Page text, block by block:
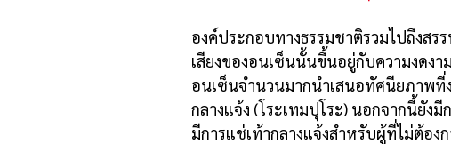
องค์ประกอบทางธรรมชาติรวมไปถึงส
เสียงของอนเซ็นนั้นขึ้นอยู่กับความงดง
อนเซ็นจำนวนมากนำเสนอทัศนียภาพ
กลางแจ้ง (โระเทมปุโระ) นอกจากนี้ยัง
มีการแช่เท้ากลางแจ้งสำหรับผู้ที่ไม่ต้อง